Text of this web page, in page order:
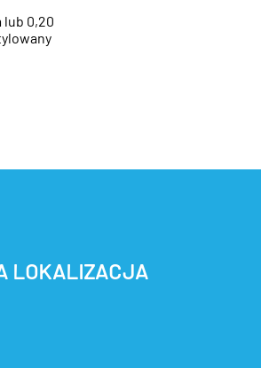
lub 0,20
LOKALIZACJA